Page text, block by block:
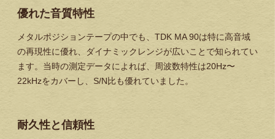
優れた音質特性
メタルポジションテープの中でも、TDK MA 90は特に高音域
の再現性に優れ、ダイナミックレンジが広いことで知られてい
ます。当時の測定データによれば、周波数特性は20Hz〜
22kHzをカバーし、S/N比も優れていました。
耐久性と信頼性